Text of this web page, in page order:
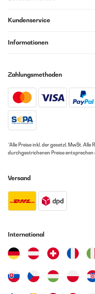
Kundenservice
Informationen
Zahlungsmethoden
*Alle Preise inkl. der gesetzl. MwSt.
durchgestrichenen Preise entsprechen
Versand
International